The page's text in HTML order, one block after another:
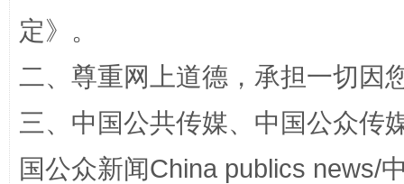
阿坝州三大球赛在茂县开幕 规模
定》。
二、尊重网上道德，承担一切因
三、中国公共传媒、中国公众传
国公众新闻China publics news/